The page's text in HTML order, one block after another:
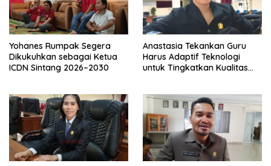
Yohanes Rumpak Segera
Dikukuhkan sebagai Ketua
ICDN Sintang 2026–2030
Anastasia Tekankan Guru
Harus Adaptif Teknologi
untuk Tingkatkan Kualitas